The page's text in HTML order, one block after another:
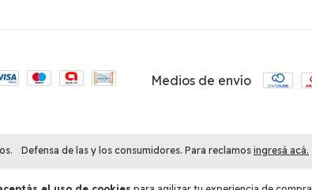
Medios de envío
Defensa de las y los consumidores. Para reclamos ingresá acá.